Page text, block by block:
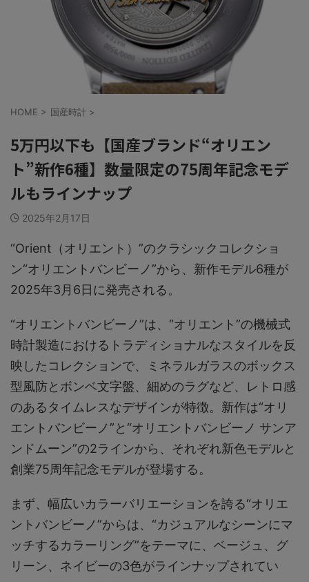
HOME > 国産時計 >
5万円以下も【国産ブランド“オリエン
ト”新作6種】数量限定の75周年記念モデ
ルもラインナップ
2025年2月17日
“Orient（オリエント）”のクラシックコレクショ
ン“オリエントバンビーノ”から、新作モデル6種が
2025年3月6日に発売される。
“オリエントバンビーノ”は、“オリエント”の機械式
時計製造におけるトラディショナルなスタイルを反
映したコレクションで、ミネラルガラスのボックス
型風防とボンベ文字盤、細めのラグなど、レトロ感
のあるタイムレスなデザインが特徴。新作は“オリ
エントバンビーノ”と“オリエントバンビーノ サンア
ンドムーン”の2ラインから、それぞれ新色モデルと
創業75周年記念モデルが登場する。
まず、幅広いカラーバリエーションを誇る“オリエ
ントバンビーノ”からは、“カジュアルなシーンにマ
ッチするカラーリング”をテーマに、ベージュ、グ
リーン、ネイビーの3色がラインナップされてい